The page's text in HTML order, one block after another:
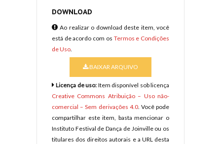
DOWNLOAD
Ao realizar o download deste item, você
está de acordo com os Termos e Condições
de Uso.
BAIXAR ARQUIVO
Licença de uso: Item disponível sob licença
Creative Commons Atribuição – Uso não-
comercial – Sem derivações 4.0. Você pode
compartilhar este item, basta mencionar o
Instituto Festival de Dança de Joinville ou os
titulares dos direitos autorais e a URL desta